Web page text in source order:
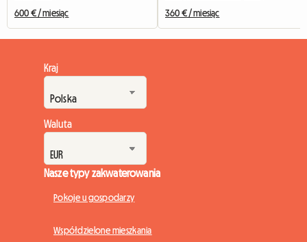
600 € / miesiąc 360 € / miesiąc
Kraj
Waluta
Nasze typy zakwaterowania
Pokoje u gospodarzy
Współdzielone mieszkania